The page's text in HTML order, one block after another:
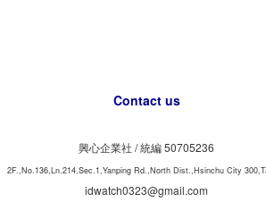
Contact us
興心企業社 /統編 50705236
2F.,No.136,Ln.214,Sec.1,Yanping Rd.,North Dist.,Hsinchu City
idwatch0323@gmail.com